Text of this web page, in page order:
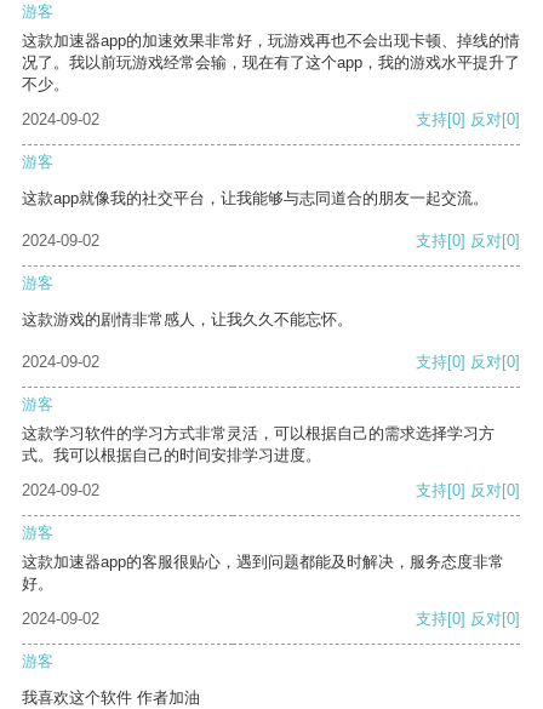
游客
这款加速器app的加速效果非常好，玩游戏再也不会出现卡顿、掉线的情
况了。我以前玩游戏经常会输，现在有了这个app，我的游戏水平提升了
不少。
2024-09-02
支持[0] 反对[0]
游客
这款app就像我的社交平台，让我能够与志同道合的朋友一起交流。
2024-09-02 支持[0] 反对[0]
游客
这款游戏的剧情非常感人，让我久久不能忘怀。
2024-09-02 支持[0] 反对[0]
游客
这款学习软件的学习方式非常灵活，可以根据自己的需求选择学习方
式。我可以根据自己的时间安排学习进度。
2024-09-02
支持[0] 反对[0]
游客
这款加速器app的客服很贴心，遇到问题都能及时解决，服务态度非常
好。
2024-09-02
支持[0] 反对[0]
游客
我喜欢这个软件 作者加油